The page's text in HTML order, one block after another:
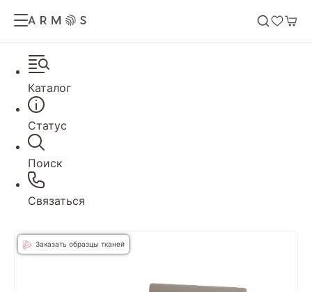
Каталог
Статус
Поиск
Связаться
Заказать образцы тканей